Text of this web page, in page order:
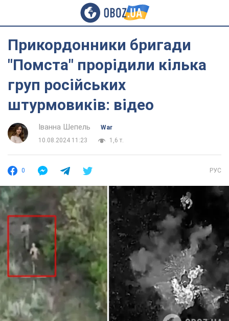
Прикордонники бригади
"Помста" прорідили кілька
груп російських
штурмовиків: відео
Іванна Шепель
War
10.08.2024 11:23
1,6 т.
0 РУС